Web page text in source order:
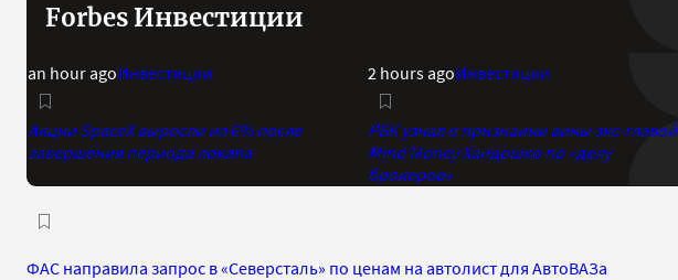
Forbes Инвестиции
an hour agoИнвестиции
Акции SpaceX выросли на 6% после
завершения периода локапа
2 hours agoИнвестиции
РБК узнал о признании вины экс-главой
Mind Money Хандошко по «делу
брокеров»
ФАС направила запрос в «Северсталь» по ценам на автолист для АвтоВАЗа